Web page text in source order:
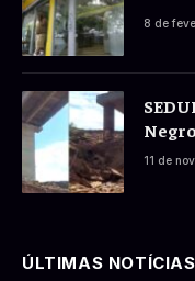
do
8 de
11 de
ÚLTIMAS NOTÍCIAS